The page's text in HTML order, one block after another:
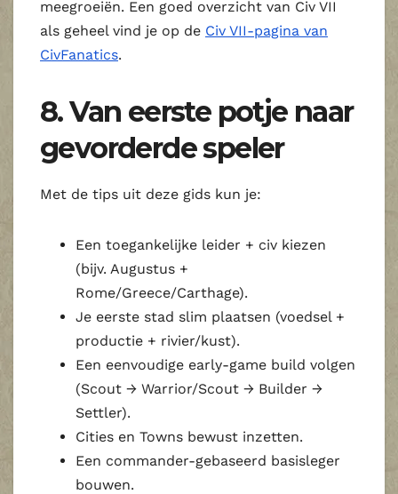
meegroeiën. Een goed overzicht van Civ VII
als geheel vind je op de Civ VII‑pagina van
CivFanatics.
8. Van eerste potje naar
gevorderde speler
Met de tips uit deze gids kun je:
Een toegankelijke leider + civ kiezen
(bijv. Augustus +
Rome/Greece/Carthage).
Je eerste stad slim plaatsen (voedsel +
productie + rivier/kust).
Een eenvoudige early‑game build volgen
(Scout → Warrior/Scout → Builder →
Settler).
Cities en Towns bewust inzetten.
Een commander‑gebaseerd basisleger
bouwen.